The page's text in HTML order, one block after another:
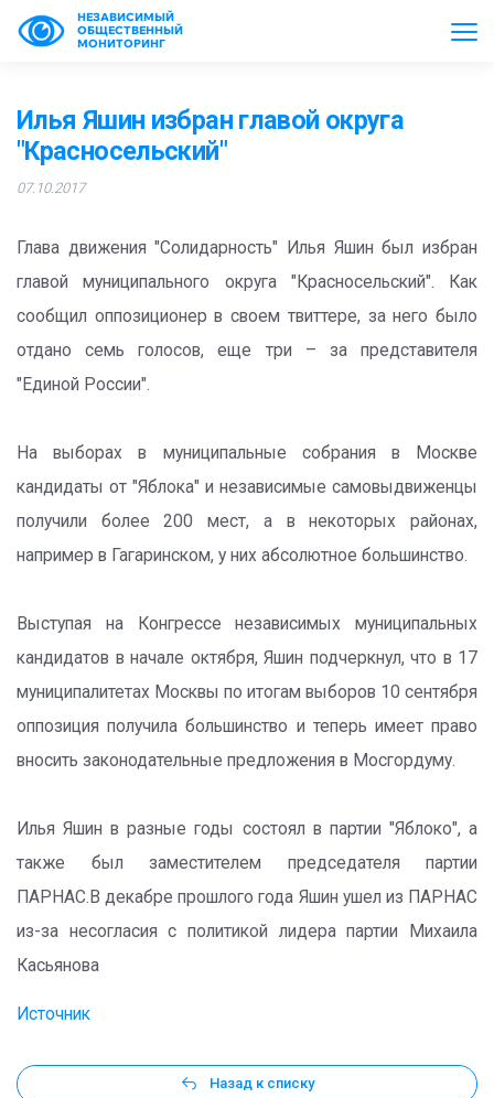
НЕЗАВИСИМЫЙ
ОБЩЕСТВЕННЫЙ
МОНИТОРИНГ
Илья Яшин избран главой округа
"Красносельский"
07.10.2017
Глава движения "Солидарность" Илья Яшин был избран
главой муниципального округа "Красносельский". Как
сообщил оппозиционер в своем твиттере, за него было
отдано семь голосов, еще три – за представителя
"Единой России".
На выборах в муниципальные собрания в Москве
кандидаты от "Яблока" и независимые самовыдвиженцы
получили более 200 мест, а в некоторых районах,
например в Гагаринском, у них абсолютное большинство.
Выступая на Конгрессе независимых муниципальных
кандидатов в начале октября, Яшин подчеркнул, что в 17
муниципалитетах Москвы по итогам выборов 10 сентября
оппозиция получила большинство и теперь имеет право
вносить законодательные предложения в Мосгордуму.
Илья Яшин в разные годы состоял в партии "Яблоко", а
также был заместителем председателя партии
ПАРНАС.В декабре прошлого года Яшин ушел из ПАРНАС
из-за несогласия с политикой лидера партии Михаила
Касьянова
Источник
Назад к списку